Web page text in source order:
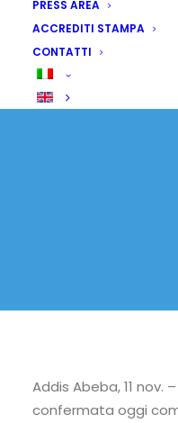
PRESS AREA
ACCREDITI STAMPA
CONTATTI
11 NOVEMBRE 2025
Addis Abeba, 11 nov.
confermata oggi